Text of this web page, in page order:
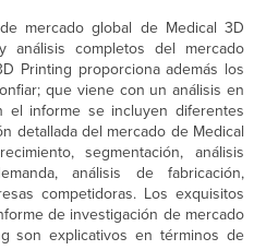
mercado global de Medical 3D
análisis completos del mercado
Printing proporciona además los
que viene con un análisis en
el informe se incluyen diferentes
detallada del mercado de Medical
segmentación, análisis
análisis de fabricación,
competidoras. Los exquisitos
de investigación de mercado
son explicativos en términos de